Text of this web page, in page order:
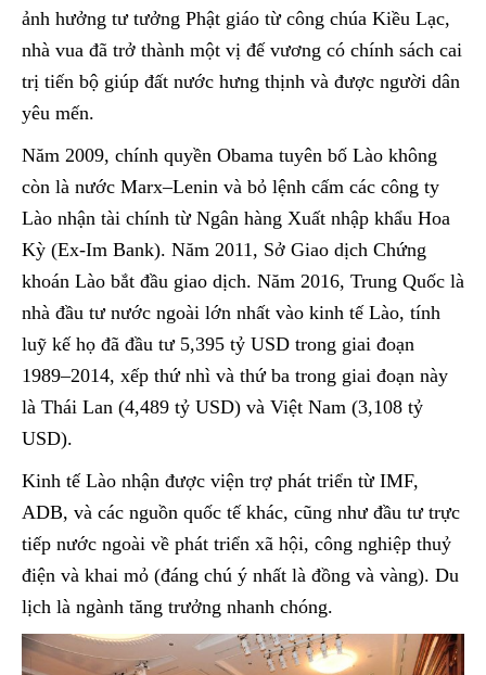
ảnh hưởng tư tưởng Phật giáo từ công chúa Kiều Lạc,
nhà vua đã trở thành một vị đế vương có chính sách cai
trị tiến bộ giúp đất nước hưng thịnh và được người dân
yêu mến.
Năm 2009, chính quyền Obama tuyên bố Lào không
còn là nước Marx–Lenin và bỏ lệnh cấm các công ty
Lào nhận tài chính từ Ngân hàng Xuất nhập khẩu Hoa
Kỳ (Ex-Im Bank). Năm 2011, Sở Giao dịch Chứng
khoán Lào bắt đầu giao dịch. Năm 2016, Trung Quốc là
nhà đầu tư nước ngoài lớn nhất vào kinh tế Lào, tính
luỹ kế họ đã đầu tư 5,395 tỷ USD trong giai đoạn
1989–2014, xếp thứ nhì và thứ ba trong giai đoạn này
là Thái Lan (4,489 tỷ USD) và Việt Nam (3,108 tỷ
USD).
Kinh tế Lào nhận được viện trợ phát triển từ IMF,
ADB, và các nguồn quốc tế khác, cũng như đầu tư trực
tiếp nước ngoài về phát triển xã hội, công nghiệp thuỷ
điện và khai mỏ (đáng chú ý nhất là đồng và vàng). Du
lịch là ngành tăng trưởng nhanh chóng.